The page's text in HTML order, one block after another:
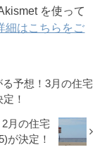
を使って
細はこちらをご
予想！3月の住宅
！
月の住宅
が決定！